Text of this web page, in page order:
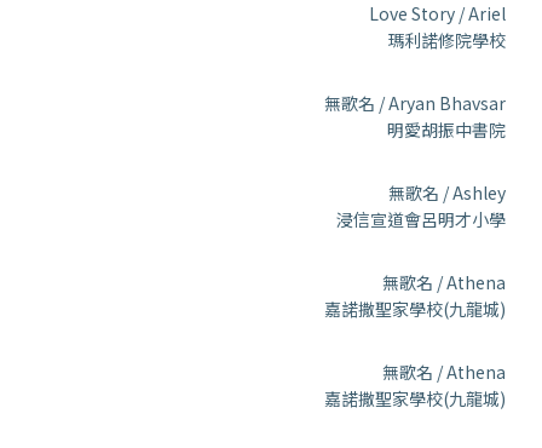
Love Story / Ariel
瑪利諾修院學校
無歌名 / Aryan Bhavsar
明愛胡振中書院
無歌名 / Ashley
浸信宣道會呂明才小學
無歌名 / Athena
嘉諾撒聖家學校(九龍城)
無歌名 / Athena
嘉諾撒聖家學校(九龍城)